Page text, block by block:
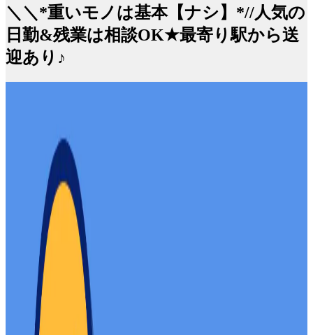
＼＼*重いモノは基本【ナシ】*//人気の
日勤&残業は相談OK★最寄り駅から送
迎あり♪